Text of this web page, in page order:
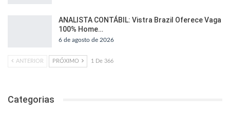
ANALISTA CONTÁBIL: Vistra Brazil Oferece Vaga
100% Home…
6 de agosto de 2026
ANTERIOR PRÓXIMO 1 De 366
Categorias